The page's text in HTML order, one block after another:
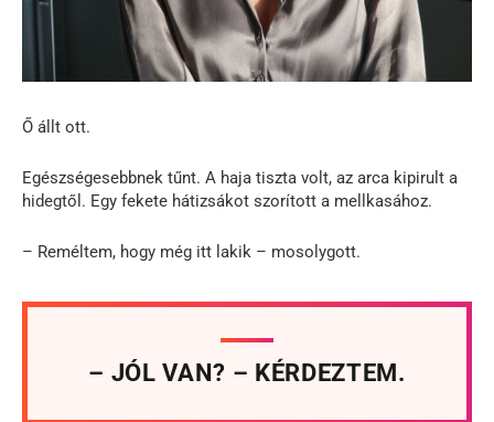
Ő állt ott.
Egészségesebbnek tűnt. A haja tiszta volt, az arca kipirult a
hidegtől. Egy fekete hátizsákot szorított a mellkasához.
– Reméltem, hogy még itt lakik – mosolygott.
– JÓL VAN? – KÉRDEZTEM.